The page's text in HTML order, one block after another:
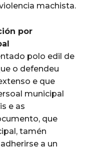
machista.
por
polo edil de
o defendeu
e que
municipal
e as
que
tamén
a un